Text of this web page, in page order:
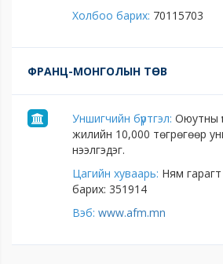
Холбоо барих: 70115703
ФРАНЦ-МОНГОЛЫН ТӨВ
Уншигчийн бүртгэл: Оюутны
жилийн 10,000 төгрөгөөр
нээлгэдэг.
Цагийн хуваарь: Ням
барих: 351914
Вэб: www.afm.mn